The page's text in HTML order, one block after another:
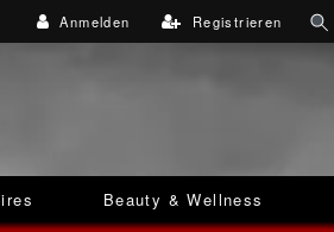
Anmelden Registrieren
Beauty & Wellness